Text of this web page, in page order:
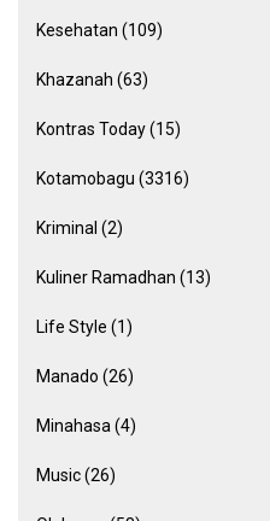
Kesehatan (109)
Khazanah (63)
Kontras Today (15)
Kotamobagu (3316)
Kriminal (2)
Kuliner Ramadhan (13)
Life Style (1)
Manado (26)
Minahasa (4)
Music (26)